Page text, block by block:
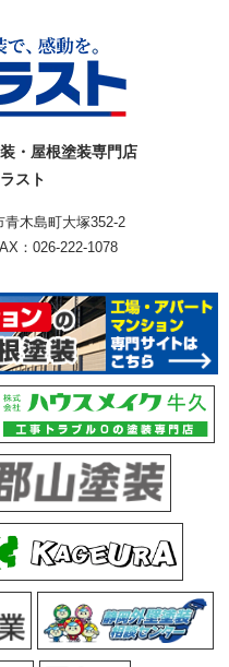
・屋根塗装専門店
スト
青木島町大塚352-2
：026-222-1078